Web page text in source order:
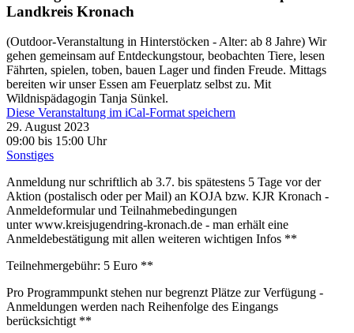
Landkreis Kronach
(Outdoor-Veranstaltung in Hinterstöcken - Alter: ab 8 Jahre) Wir
gehen gemeinsam auf Entdeckungstour, beobachten Tiere, lesen
Fährten, spielen, toben, bauen Lager und finden Freude. Mittags
bereiten wir unser Essen am Feuerplatz selbst zu. Mit
Wildnispädagogin Tanja Sünkel.
Diese Veranstaltung im iCal-Format speichern
29. August 2023
09:00 bis 15:00 Uhr
Sonstiges
Anmeldung nur schriftlich ab 3.7. bis spätestens 5 Tage vor der
Aktion (postalisch oder per Mail) an KOJA bzw. KJR Kronach -
Anmeldeformular und Teilnahmebedingungen
unter www.kreisjugendring-kronach.de - man erhält eine
Anmeldebestätigung mit allen weiteren wichtigen Infos **
Teilnehmergebühr: 5 Euro **
Pro Programmpunkt stehen nur begrenzt Plätze zur Verfügung -
Anmeldungen werden nach Reihenfolge des Eingangs
berücksichtigt **